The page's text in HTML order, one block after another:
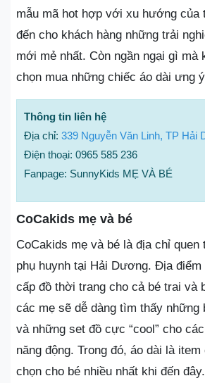
mẫu mã hot hợp với xu hướng của
đến cho khách hàng những trải
mới mẻ nhất. Còn ngần ngại gì mà
chọn mua những chiếc áo dài ưng
Thông tin liên hệ
Địa chỉ: 339 Nguyễn Văn Linh, TP Hải
Điện thoại: 0965 585 236
Fanpage: SunnyKids MẸ VÀ BÉ
CoCakids mẹ và bé
CoCakids mẹ và bé là địa chỉ quen
phụ huynh tại Hải Dương. Địa điểm
cấp đồ thời trang cho cả bé trai và
các mẹ sẽ dễ dàng tìm thấy những
và những set đồ cực “cool” cho
năng động. Trong đó, áo dài là
chọn cho bé nhiều nhất khi đến đây.